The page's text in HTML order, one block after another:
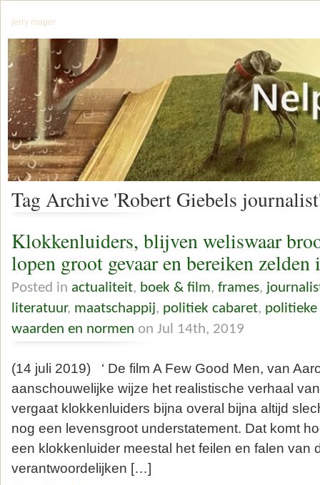
jerry mager
Tag Archive 'Robert Giebels
Klokkenluiders, blijven weliswaar
lopen groot gevaar en bereiken zelden
Posted in actualiteit, boek & film, frames,
literatuur, maatschappij, politiek cabaret, politieke
waarden en normen on Jul 14th, 2019
(14 juli 2019) ‘ De film A Few Good Men, van
aanschouwelijke wijze het realistische verhaal
vergaat klokkenluiders bijna overal bijna altijd
nog een levensgroot understatement. Dat komt
een klokkenluider meestal het feilen en falen van
verantwoordelijken […]